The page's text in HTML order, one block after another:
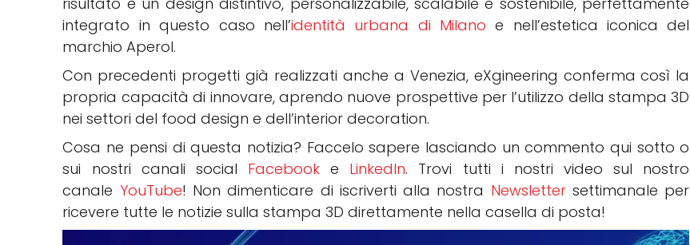
integrato in questo caso nell’identità urbana di Milano e nell’estetica iconica del
marchio Aperol.
Con precedenti progetti già realizzati anche a Venezia, eXgineering conferma così la
propria capacità di innovare, aprendo nuove prospettive per l’utilizzo della stampa 3D
nei settori del food design edell’interior decoration.
Cosa ne pensi di questa notizia? Faccelo sapere lasciando un commento qui sotto o
sui nostri canali social Facebook e LinkedIn. Trovi tutti i nostri video sul nostro
canale YouTube! Non dimenticare di iscriverti alla nostra Newslettersettimanale per
ricevere tutte le notizie sulla stampa 3D direttamente nella casella di posta!